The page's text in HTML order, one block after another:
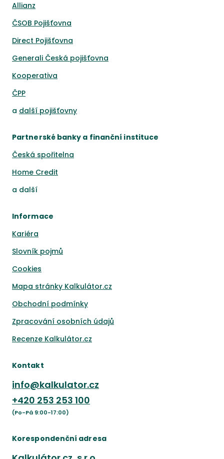
Allianz
ČSOB Pojišťovna
Direct Pojišťovna
Generali Česká pojišťovna
Kooperativa
ČPP
a další pojišťovny
Partnerské banky a finanční instituce
Česká spořitelna
Home Credit
a další
Informace
Kariéra
Slovník pojmů
Cookies
Mapa stránky Kalkulátor.cz
Obchodní podmínky
Zpracování osobních údajů
Recenze Kalkulátor.cz
Kontakt
info@kalkulator.cz
+420 253 253 100
(Po-Pá 9:00-17:00)
Korespondenční adresa